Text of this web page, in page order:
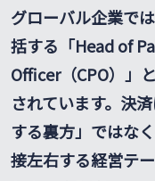
グローバル企業で
括する「Head of
Officer（CPO）」
されています。決
する裏方」ではな
接左右する経営テ